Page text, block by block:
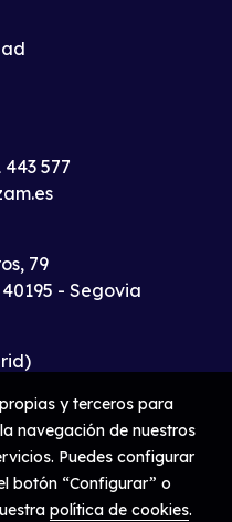
443 577
79
- Segovia
y terceros para
navegación de nuestros
Puedes configurar
botón “Configurar” o
política de cookies.